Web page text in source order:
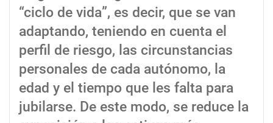
“ciclo de vida”, es decir, que se van
adaptando, teniendo en cuenta el
perfil de riesgo, las circunstancias
personales de cada autónomo, la
edad y el tiempo que les falta para
jubilarse. De este modo, se reduce la